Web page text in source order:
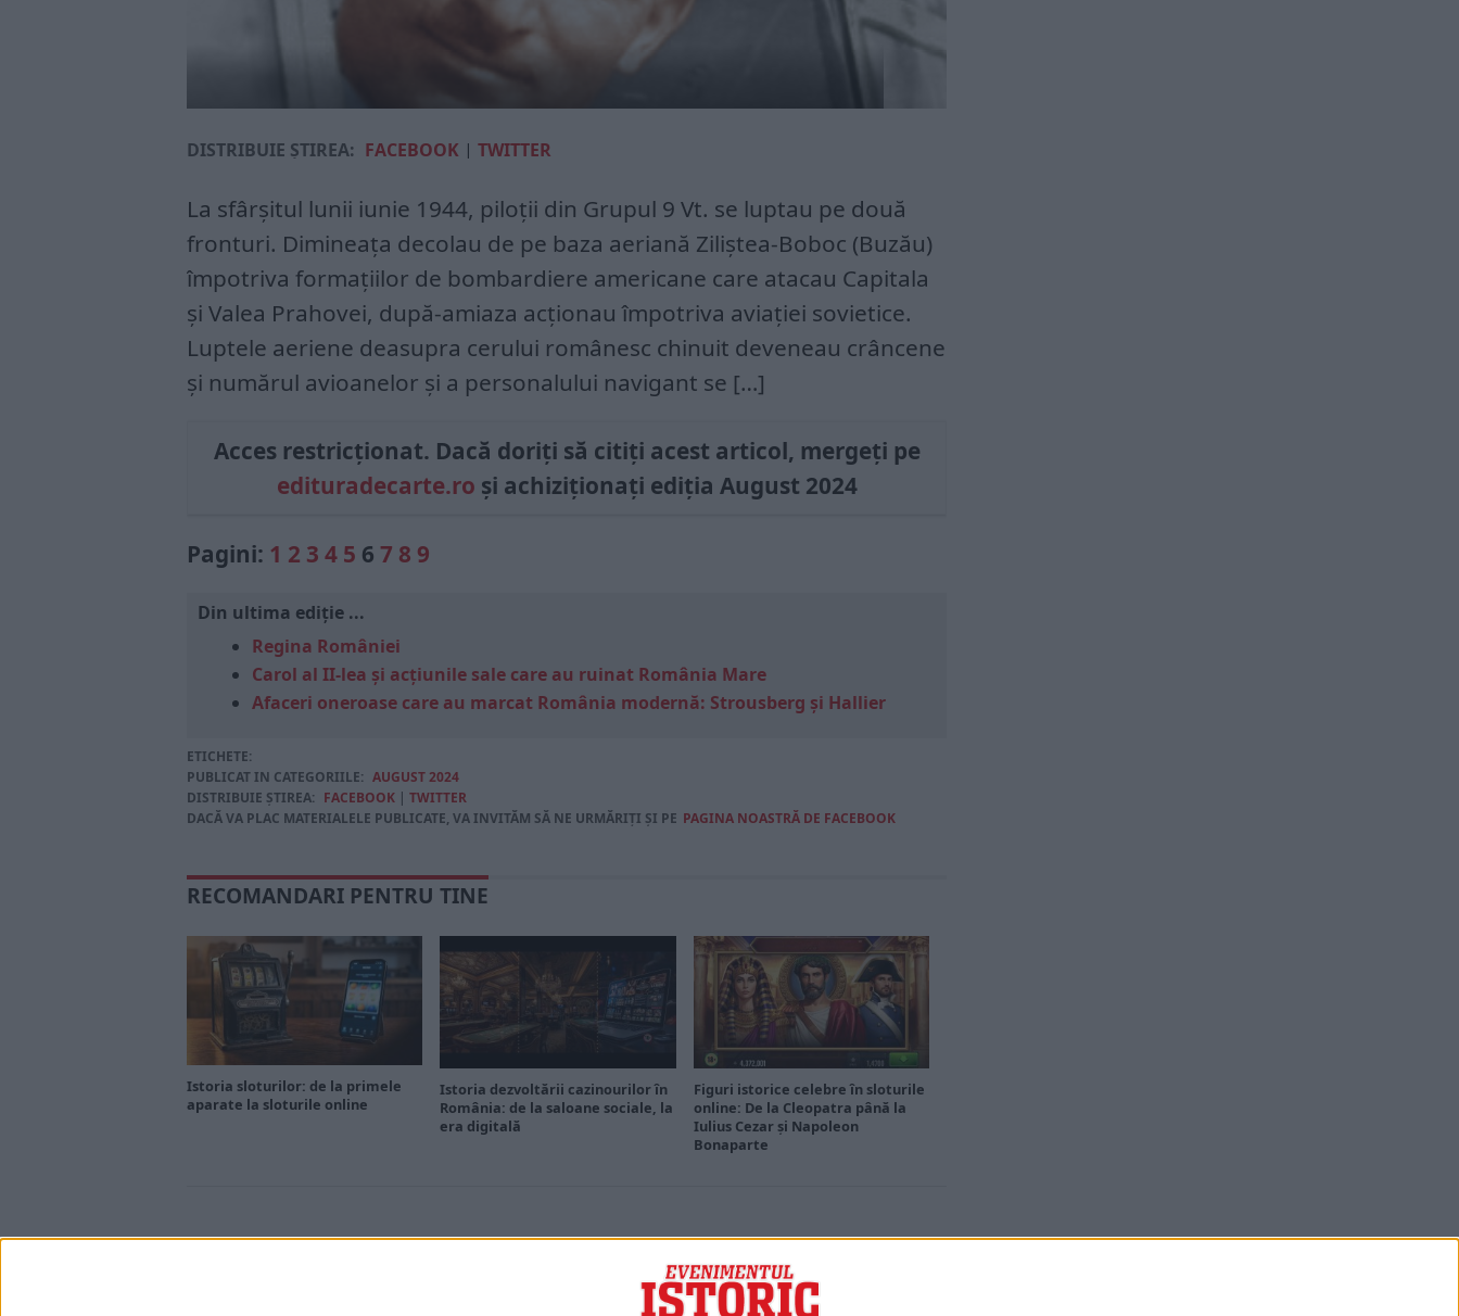
DISTRIBUIE ȘTIREA: FACEBOOK | TWITTER
La sfârşitul lunii iunie 1944, piloţii din Grupul 9 Vt. se luptau pe două
fronturi. Dimineaţa decolau de pe baza aeriană Ziliştea-Boboc (Buzău)
împotriva formaţiilor de bombardiere americane care atacau Capitala
şi Valea Prahovei, după-amiaza acţionau împotriva aviaţiei sovietice.
Luptele aeriene deasupra cerului românesc chinuit deveneau crâncene
şi numărul avioanelor şi a personalului navigant se […]
Acces restricționat. Dacă doriți să citiți acest articol, mergeți pe
edituradecarte.ro și achiziționați ediția August 2024
Pagini: 1 2 3 4 5 6 7 8 9
Din ultima ediție ...
Regina României
Carol al II-lea și acțiunile sale care au ruinat România Mare
Afaceri oneroase care au marcat România modernă: Strousberg și Hallier
ETICHETE:
PUBLICAT IN CATEGORIILE: AUGUST 2024
DISTRIBUIE ȘTIREA: FACEBOOK | TWITTER
DACĂ VA PLAC MATERIALELE PUBLICATE, VA INVITĂM SĂ NE URMĂRIȚI ȘI PE PAGINA NOASTRĂ DE FACEBOOK
RECOMANDARI PENTRU TINE
Istoria sloturilor: de la primele
aparate la sloturile online
Istoria dezvoltării cazinourilor în
România: de la saloane sociale, la
era digitală
Figuri istorice celebre în sloturile
online: De la Cleopatra până la
Iulius Cezar și Napoleon
Bonaparte